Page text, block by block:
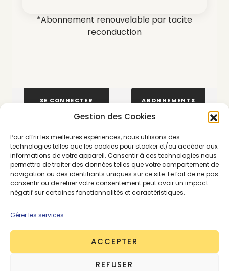
Gestion des Cookies
Pour offrir les meilleures expériences, nous utilisons des
technologies telles que les cookies pour stocker et/ou accéder aux
informations de votre appareil. Consentir à ces technologies nous
permettra de traiter des données telles que votre comportement de
navigation ou des identifiants uniques sur ce site. Le fait de ne pas
consentir ou de retirer votre consentement peut avoir un impact
négatif sur certaines fonctionnalités et caractéristiques.
Gérer les services
ACCEPTER
REFUSER
*Abonnement renouvelable par tacite
reconduction
SE CONNECTER ABONNEMENTS
ÉCONOMIE CIRCULAIRE PREMIUM